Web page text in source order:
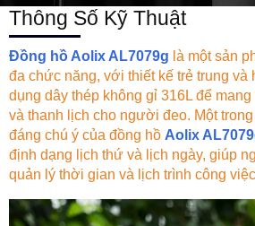
Thông Số Kỹ Thuật
Đồng hồ Aolix AL7079g là một sản
đa chức năng, với thiết kế trẻ trung và
dụng dây thép không gỉ 316L để
và thanh lịch cho người đeo. Một
đáng chú ý của đồng hồ Aolix
định dạng lịch thứ và lịch ngày, giúp
quản lý thời gian và lịch trình công